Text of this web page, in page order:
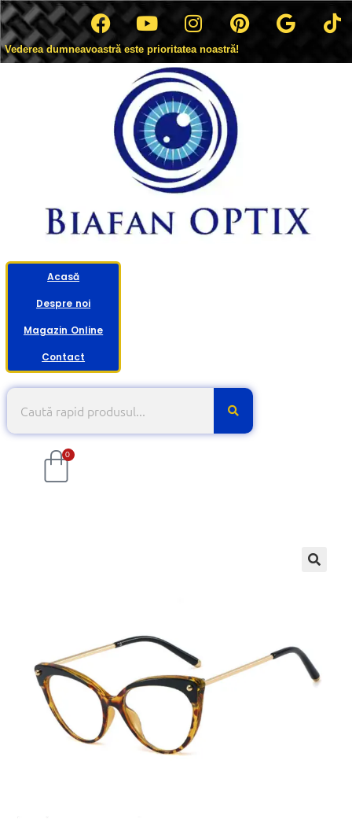
Vederea dumneavoastră este prioritatea noastră!
Acasă
Despre noi
Magazin Online
Contact
0